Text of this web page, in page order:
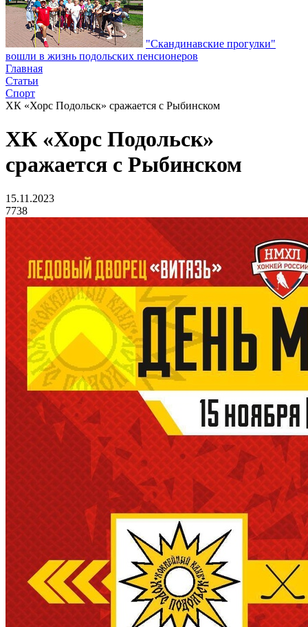
"Скандинавские прогулки"
вошли в жизнь подольских пенсионеров
Главная
Статьи
Спорт
ХК «Хорс Подольск» сражается с Рыбинском
ХК «Хорс Подольск»
сражается с Рыбинском
15.11.2023
7738